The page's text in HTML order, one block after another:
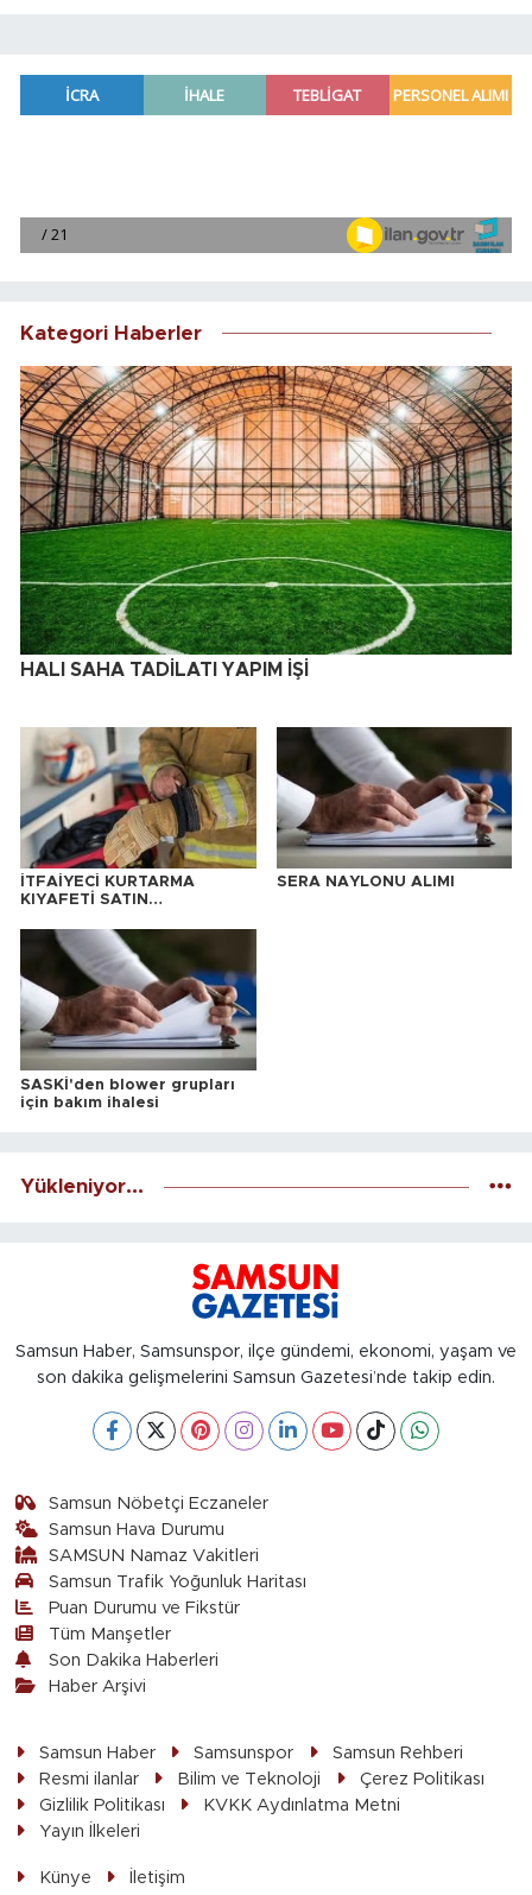
Kategori Haberler
HALI SAHA TADİLATI YAPIM İŞİ
İTFAİYECİ KURTARMA
KIYAFETİ SATIN
SERA NAYLONU ALIMI
SASKİ'den blower grupları
için bakım ihalesi
Yükleniyor...
Samsun Haber, Samsunspor, ilçe gündemi, ekonomi, yaşam ve
son dakika gelişmelerini Samsun Gazetesi’nde takip edin.
Samsun Nöbetçi Eczaneler
Samsun Hava Durumu
SAMSUN Namaz Vakitleri
Samsun Trafik Yoğunluk Haritası
Puan Durumu ve Fikstür
Tüm Manşetler
Son Dakika Haberleri
Haber Arşivi
Samsun Haber Samsunspor
Samsun Rehberi
Resmi ilanlar
Bilim ve Teknoloji
Çerez Politikası
Gizlilik Politikası
KVKK Aydınlatma Metni
Yayın İlkeleri
Künye İletişim